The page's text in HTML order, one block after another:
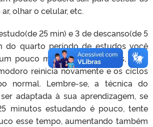
olhar o celular, etc.
25 min) e 3 de descanso(de 5
do quarto período de estudos você
pouco maior, de 15 minutos, após
reinicia novamente e os ciclos
normal. Lembre-se, a técnica do
adaptada à sua aprendizagem, se
minutos estudando é pouco, tente
esse tempo, aumentando também